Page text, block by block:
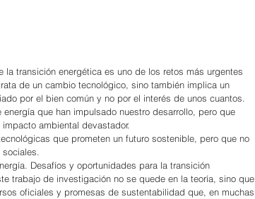
transición energética es uno de los retos más urgentes
de un cambio tecnológico, sino también implica un
por el bien común y no por el interés de unos cuantos.
que han impulsado nuestro desarrollo, pero que
ambiental devastador.
que prometen un futuro sostenible, pero que no
Desafíos y oportunidades para la transición
trabajo de investigación no se quede en la teoría, sino que
oficiales y promesas de sustentabilidad que, en muchas